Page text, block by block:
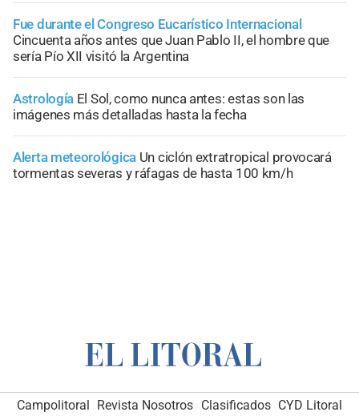
Fue durante el Congreso Eucarístico Internacional
Cincuenta años antes que Juan Pablo II, el hombre que
sería Pío XII visitó la Argentina
Astrología El Sol, como nunca antes: estas son las
imágenes más detalladas hasta la fecha
Alerta meteorológica Un ciclón extratropical provocará
tormentas severas y ráfagas de hasta 100 km/h
Campolitoral Revista Nosotros Clasificados CYD Litoral